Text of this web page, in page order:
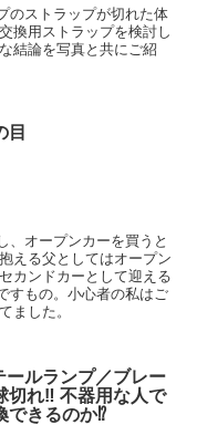
のストラップが切れた体
換用ストラップを検討し
結論を写真と共にご紹
目
、オープンカーを買うと
える父としてはオープン
カンドカーとして迎える
すもの。小心者の私はご
ました。
ールランプ／ブレー
切れ‼ 不器用な人で
できるのか⁉